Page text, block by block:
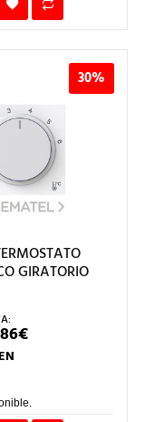
30%
GIRATORIO
€EL
PRECIO